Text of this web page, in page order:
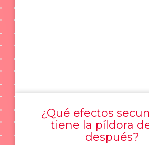
¿Qué efectos
tiene la píldora
después?